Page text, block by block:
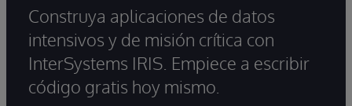
Construya aplicaciones de datos
intensivos y de misión crítica con
InterSystems IRIS. Empiece a escribir
código gratis hoy mismo.